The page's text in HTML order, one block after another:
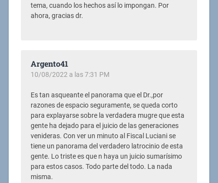
tema, cuando los hechos así lo impongan. Por
ahora, gracias dr.
Argento41
10/08/2022 a las 7:31 PM
Es tan asqueante el panorama que el Dr.,por
razones de espacio seguramente, se queda corto
para explayarse sobre la verdadera mugre que esta
gente ha dejado para el juicio de las generaciones
venideras. Con ver un minuto al Fiscal Luciani se
tiene un panorama del verdadero latrocinio de esta
gente. Lo triste es que n haya un juicio sumarísimo
para estos casos. Todo parte del todo. La nada
misma.